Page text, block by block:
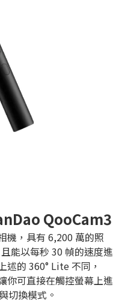
QooCam3
機，具有 6,200 萬的照
能以每秒 30 幀的速度進
述的 360° Lite 不同，
你可直接在觸控螢幕上進
切換模式。